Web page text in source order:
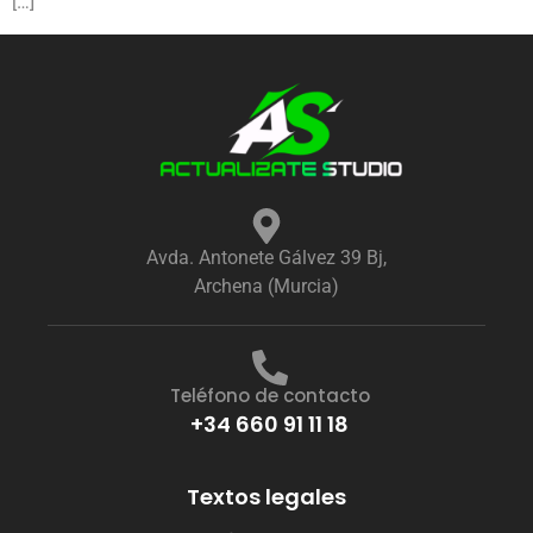
Avda. Antonete Gálvez 39 Bj,
Archena (Murcia)
Teléfono de contacto
+34 660 91 11 18
Textos legales